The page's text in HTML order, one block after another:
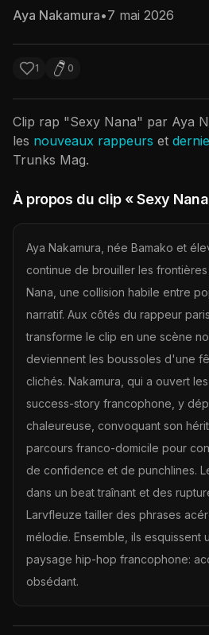
Aya Nakamura•7 mai 2026
1 0
Clip rap "Sexy Nana" par Aya
les nouveaux rappeurs et
Trunks Mag.
À propos du clip« Sexy
Aya Nakamura, née Bamako et
continue de brouiller les
Nana, une collision habile entre
narratif. Aux côtés du rappeur
transforme le clip en une scène
deviennent les boussoles d'une
clichés. Nakamura, qui a ouvert
success-story francophone, y
chaleureuse, convoquant son
parcours franco-domicile pour
de confidence et de punchlines.
dans un beat traînant et des
Larvfleuze tailler des phrases
mélodie. Ensemble, ils esquissent
paysage hip-hop francophone:
obsédant.